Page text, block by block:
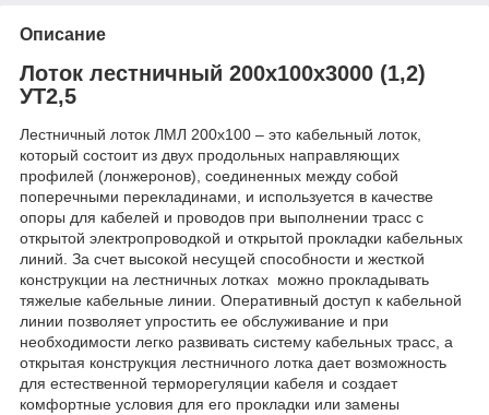
Описание
Лоток лестничный 200х100х3000 (1,2)
УТ2,5
Лестничный лоток ЛМЛ 200х100 – это кабельный лоток,
который состоит из двух продольных направляющих
профилей (лонжеронов), соединенных между собой
поперечными перекладинами, и используется в качестве
опоры для кабелей и проводов при выполнении трасс с
открытой электропроводкой и открытой прокладки кабельных
линий. За счет высокой несущей способности и жесткой
конструкции на лестничных лотках можно прокладывать
тяжелые кабельные линии. Оперативный доступ к кабельной
линии позволяет упростить ее обслуживание и при
необходимости легко развивать систему кабельных трасс, а
открытая конструкция лестничного лотка дает возможность
для естественной терморегуляции кабеля и создает
комфортные условия для его прокладки или замены